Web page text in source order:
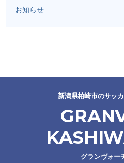
お知らせ
新潟県柏崎市のサッ
グランヴォー